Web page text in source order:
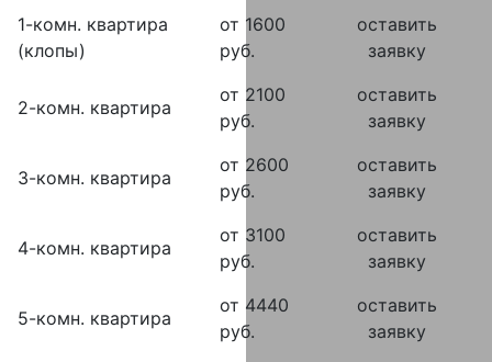
1-комн. квартира
(клопы)
от 1600
руб.
оставить
заявку
2-комн. квартира
от 2100
руб.
оставить
заявку
3-комн. квартира
от 2600
руб.
оставить
заявку
4-комн. квартира
от 3100
руб.
оставить
заявку
5-комн. квартира
от 4440
руб.
оставить
заявку